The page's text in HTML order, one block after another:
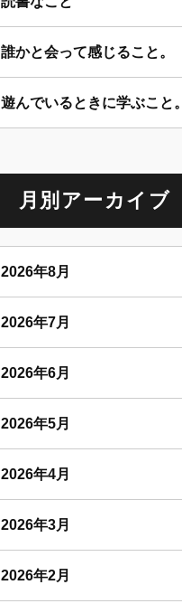
誰かと会って感じること。
遊んでいるときに学ぶこと。
月別アーカイブ
2026年8月
2026年7月
2026年6月
2026年5月
2026年4月
2026年3月
2026年2月